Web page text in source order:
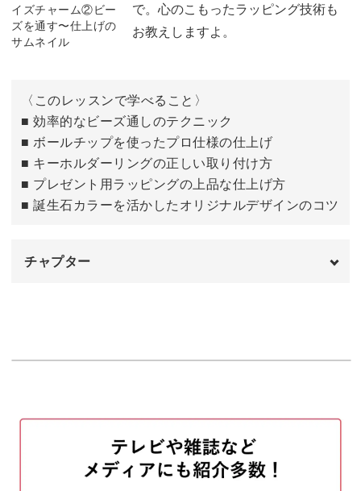
テグスをカットする
上と下をつなげて輪にする
テグスを処理する
で。心のこもったラッピング技術も
お教えしますよ。
〈このレッスンで学べること〉
■ 効率的なビーズ通しのテクニック
■ ボールチップを使ったプロ仕様の仕上げ
■ キーホルダーリングの正しい取り付け方
■ プレゼント用ラッピングの上品な仕上げ方
■ 誕生石カラーを活かしたオリジナルデザインのコツ
チャプター
ビーズを通してつなげる
ボールチップをつける